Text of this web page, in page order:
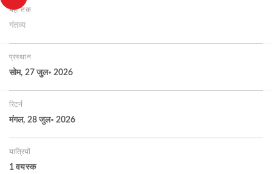
यहाँ तक
गंतव्य
प्रस्थान
सोम, 27 जुल॰ 2026
रिटर्न
मंगल, 28 जुल॰ 2026
यात्रियों
1 वयस्‍क